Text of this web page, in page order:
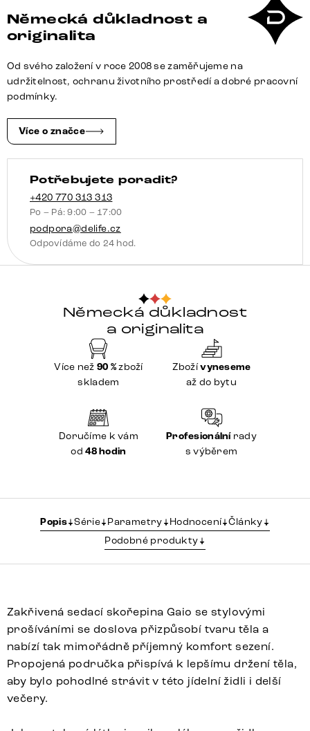
Německá důkladnost a
originalita
Od svého založení v roce 2008 se zaměřujeme na
udržitelnost, ochranu životního prostředí a dobré pracovní
podmínky.
Více o značce
Potřebujete poradit?
+420 770 313 313
Po – Pá: 9:00 – 17:00
podpora@delife.cz
Odpovídáme do 24 hod.
Německá důkladnost
a originalita
Více než 90 %zboží
skladem
Zbožívyneseme
až do bytu
Doručíme k vám
od48 hodin
Profesionálnírady
s výběrem
Popis Série Parametry Hodnocení Články
Podobné produkty
Zakřivená sedací skořepina Gaio se stylovými
prošíváními se doslova přizpůsobí tvaru těla a
nabízí tak mimořádně příjemný komfort sezení.
Propojená područka přispívá k lepšímu držení těla,
aby bylo pohodlné strávit v této jídelní židli i delší
večery.